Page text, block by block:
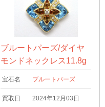
ブルートパーズ/ダイヤ
モンドネックレス11.8g
宝石名 ブルートパーズ
買取日 2024年12月03日